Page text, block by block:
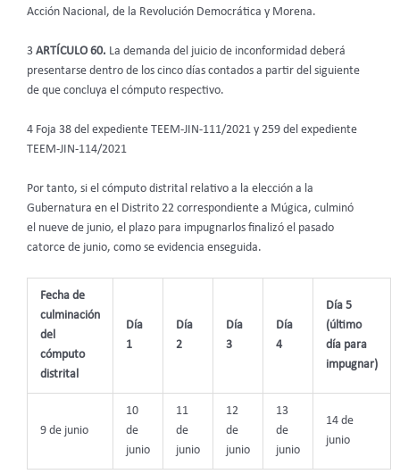
Acción Nacional, de la Revolución Democrática y Morena.
3 ARTÍCULO 60. La demanda del juicio de inconformidad deberá
presentarse dentro de los cinco días contados a partir del siguiente
de que concluya el cómputo respectivo.
4 Foja 38 del expediente TEEM-JIN-111/2021 y 259 del expediente
TEEM-JIN-114/2021
Por tanto, si el cómputo distrital relativo a la elección a la
Gubernatura en el Distrito 22 correspondiente a Múgica, culminó
el nueve de junio, el plazo para impugnarlos finalizó el pasado
catorce de junio, como se evidencia enseguida.
Fecha de
culminación
del
cómputo
distrital
Día
1
Día
2
Día
3
Día
4
Día 5
(último
día para
impugnar)
9 de junio
10
de
junio
11
de
junio
12
de
junio
13
de
junio
14 de
junio